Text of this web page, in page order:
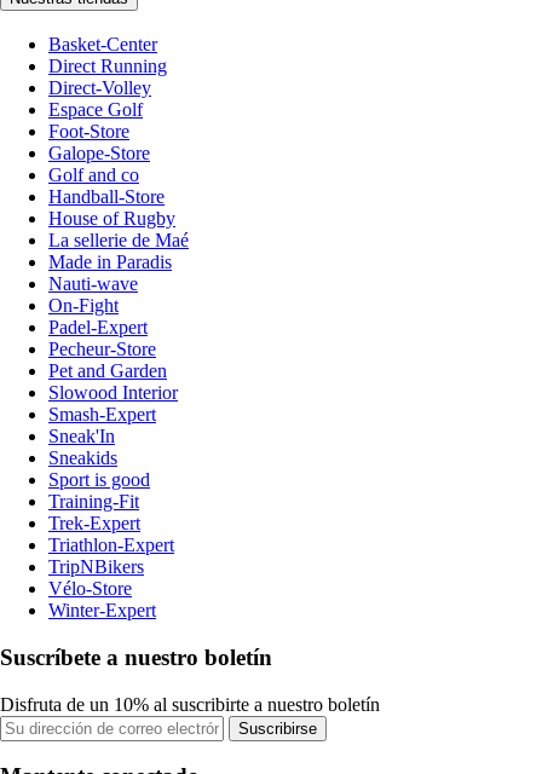
Basket-Center
Direct Running
Direct-Volley
Espace Golf
Foot-Store
Galope-Store
Golf and co
Handball-Store
House of Rugby
La sellerie de Maé
Made in Paradis
Nauti-wave
On-Fight
Padel-Expert
Pecheur-Store
Pet and Garden
Slowood Interior
Smash-Expert
Sneak'In
Sneakids
Sport is good
Training-Fit
Trek-Expert
Triathlon-Expert
TripNBikers
Vélo-Store
Winter-Expert
Suscríbete a nuestro boletín
Disfruta de un 10% al suscribirte a nuestro boletín
Suscribirse